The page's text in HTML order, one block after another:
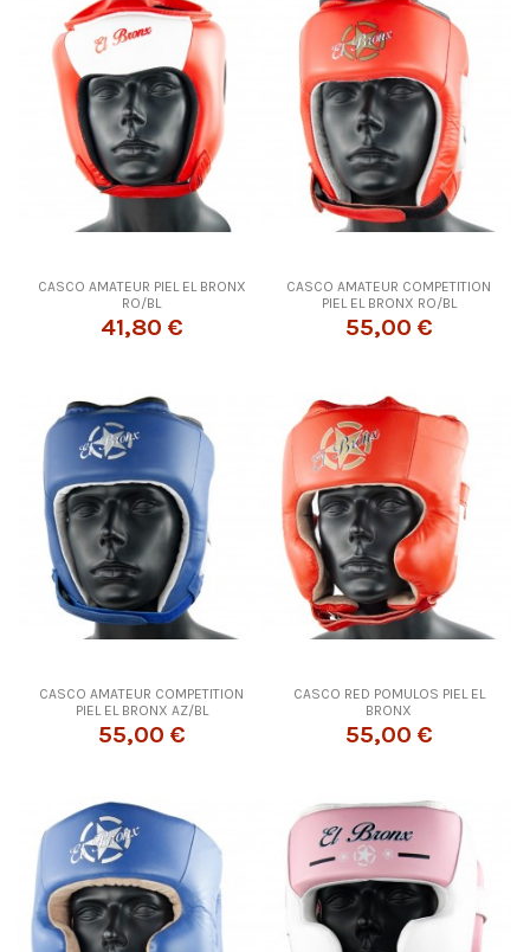
CASCO AMATEUR PIEL EL BRONX
RO/BL
41,80 €
CASCO AMATEUR COMPETITION
PIEL EL BRONX RO/BL
55,00 €
CASCO AMATEUR COMPETITION
PIEL EL BRONX AZ/BL
55,00 €
CASCO RED POMULOS PIEL EL
BRONX
55,00 €